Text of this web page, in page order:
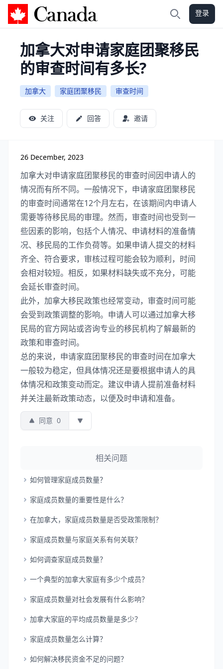
加拿大攻略 登录
加拿大对申请家庭团聚移民
的审查时间有多长?
加拿大 家庭团聚移民 审查时间
关注 回答 邀请
26 December, 2023
加拿大对申请家庭团聚移民的审查时间因申请人的
情况而有所不同。一般情况下，申请家庭团聚移民
的审查时间通常在12个月左右，在该期间内申请人
需要等待移民局的审理。然而，审查时间也受到一
些因素的影响，包括个人情况、申请材料的准备情
况、移民局的工作负荷等。如果申请人提交的材料
齐全、符合要求，审核过程可能会较为顺利，时间
会相对较短。相反，如果材料缺失或不充分，可能
会延长审查时间。
此外，加拿大移民政策也经常变动，审查时间可能
会受到政策调整的影响。申请人可以通过加拿大移
民局的官方网站或咨询专业的移民机构了解最新的
政策和审查时间。
总的来说，申请家庭团聚移民的审查时间在加拿大
一般较为稳定，但具体情况还是要根据申请人的具
体情况和政策变动而定。建议申请人提前准备材料
并关注最新政策动态，以便及时申请和准备。
同意 0
相关问题
如何管理家庭成员数量？
家庭成员数量的重要性是什么？
在加拿大，家庭成员数量是否受政策限制？
家庭成员数量与家庭关系有何关联？
如何调查家庭成员数量？
一个典型的加拿大家庭有多少个成员？
家庭成员数量对社会发展有什么影响？
加拿大家庭的平均成员数量是多少？
家庭成员数量怎么计算？
如何解决移民资金不足的问题？